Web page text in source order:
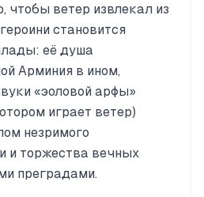
чтобы ветер извлекал из
становится
её душа
Арминия в ином,
«эоловой арфы»
играет ветер)
незримого
и торжества вечных
преградами.